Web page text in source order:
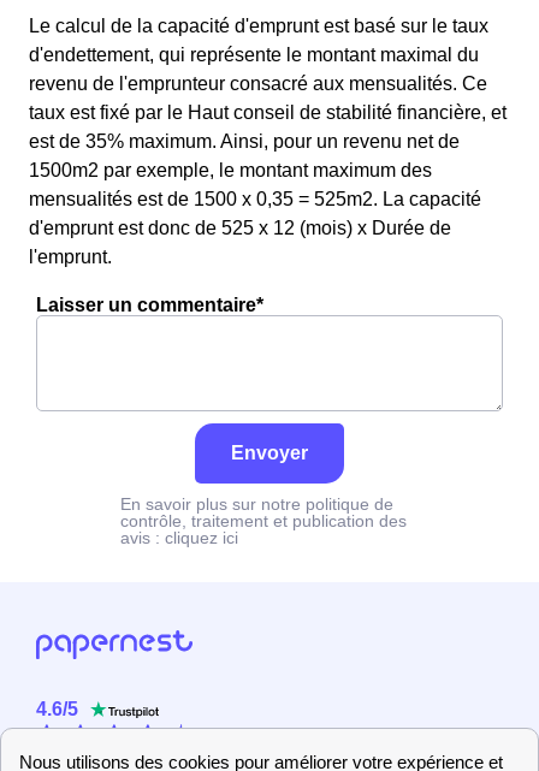
Le calcul de la capacité d'emprunt est basé sur le taux
d'endettement, qui représente le montant maximal du
revenu de l'emprunteur consacré aux mensualités. Ce
taux est fixé par le Haut conseil de stabilité financière, et
est de 35% maximum. Ainsi, pour un revenu net de
1500m2 par exemple, le montant maximum des
mensualités est de 1500 x 0,35 = 525m2. La capacité
d'emprunt est donc de 525 x 12 (mois) x Durée de
l'emprunt.
Laisser un commentaire*
Envoyer
En savoir plus sur notre politique de
contrôle, traitement et publication des
avis : cliquez ici
4.6/5
2358 utilisateurs